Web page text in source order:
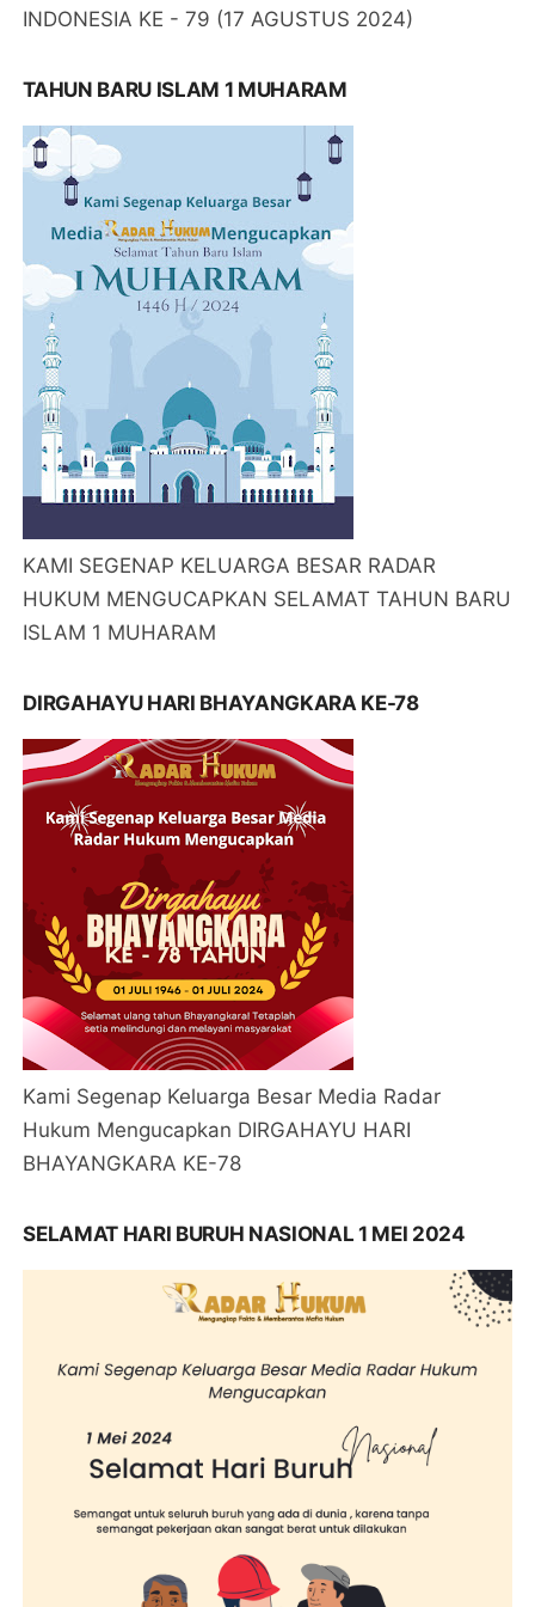
INDONESIA KE - 79 (17 AGUSTUS 2024)
TAHUN BARU ISLAM 1 MUHARAM
KAMI SEGENAP KELUARGA BESAR RADAR
HUKUM MENGUCAPKAN SELAMAT TAHUN BARU
ISLAM 1 MUHARAM
DIRGAHAYU HARI BHAYANGKARA KE-78
Kami Segenap Keluarga Besar Media Radar
Hukum Mengucapkan DIRGAHAYU HARI
BHAYANGKARA KE-78
SELAMAT HARI BURUH NASIONAL 1 MEI 2024